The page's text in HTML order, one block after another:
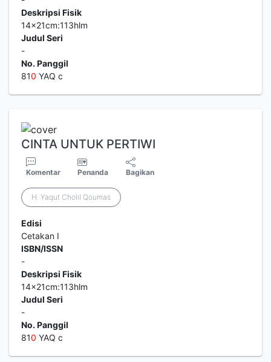
Deskripsi Fisik
14x21cm:113hlm
Judul Seri
-
No. Panggil
810 YAQ c
CINTA UNTUK PERTIWI
Komentar Penanda Bagikan
H. Yaqut Cholil Qoumas
Edisi
Cetakan I
ISBN/ISSN
-
Deskripsi Fisik
14x21cm:113hlm
Judul Seri
-
No. Panggil
810 YAQ c